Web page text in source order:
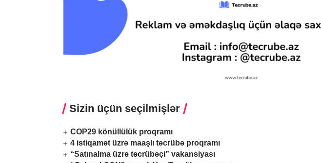
Sizin üçün seçilmişlər
COP29 könüllülük proqramı
4 istiqamət üzrə maaşlı təcrübə proqramı
“Satınalma üzrə təcrübəçi” vakansiyası